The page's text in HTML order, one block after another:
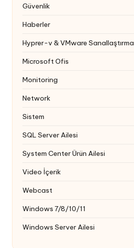
Güvenlik
Haberler
Hyprer-v & VMware Sanallaştırma
Microsoft Ofis
Monitoring
Network
Sistem
SQL Server Ailesi
System Center Ürün Ailesi
Video İçerik
Webcast
Windows 7/8/10/11
Windows Server Ailesi